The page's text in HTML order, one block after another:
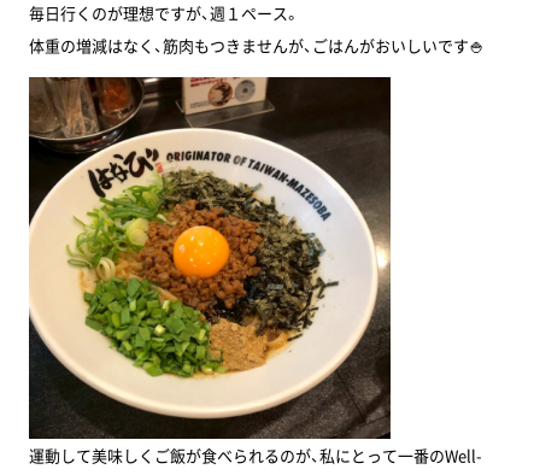
毎日行くのが理想ですが、週１ペース。
体重の増減はなく、筋肉もつきませんが、ごはんがおいしいです🍚
運動して美味しくご飯が食べられるのが、私にとって一番のWell-